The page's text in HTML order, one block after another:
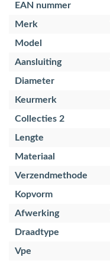
EAN nummer
Merk
Model
Aansluiting
Diameter
Keurmerk
Collecties 2
Lengte
Materiaal
Verzendmethode
Kopvorm
Afwerking
Draadtype
Vpe